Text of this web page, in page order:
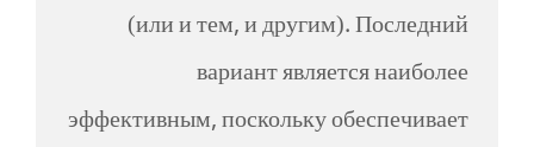
(или и тем, и другим). Последний
вариант является наиболее
эффективным, поскольку обеспечивает